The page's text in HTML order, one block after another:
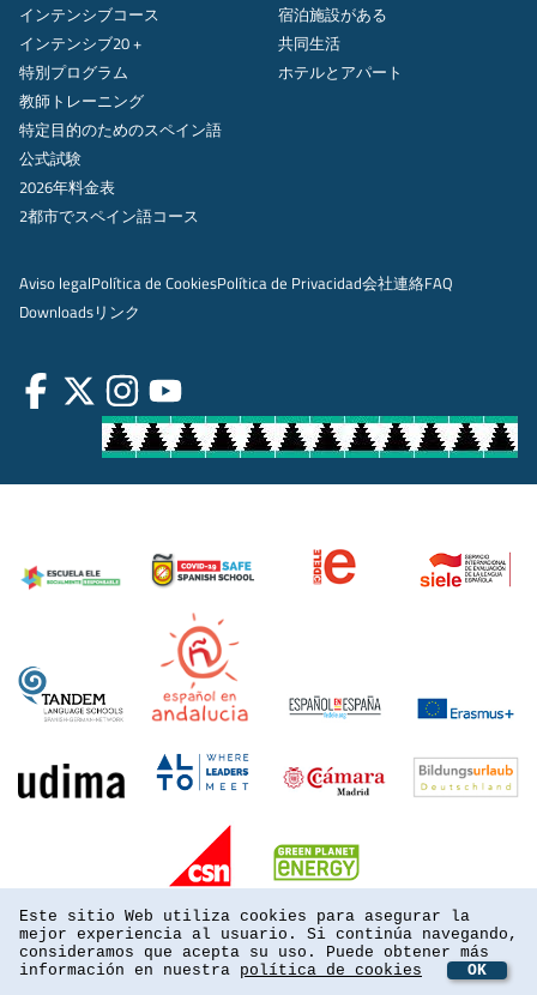
インテンシブコース
インテンシブ20 +
特別プログラム
教師トレーニング
特定目的のためのスペイン語
公式試験
2026年料金表
2都市でスペイン語コース
宿泊施設がある
共同生活
ホテルとアパート
Aviso legalPolítica de CookiesPolítica de Privacidad会社連絡FAQ
Downloadsリンク
Este sitio Web utiliza cookies para asegurar la
mejor experiencia al usuario. Si continúa navegando,
consideramos que acepta su uso. Puede obtener más
información en nuestra política de cookies
OK